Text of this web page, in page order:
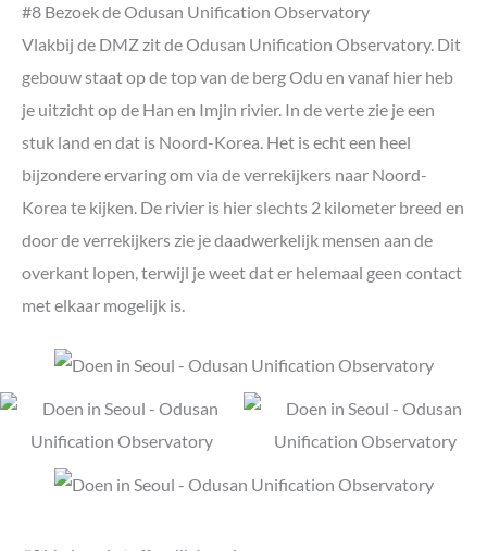
#8 Bezoek de Odusan Unification Observatory
Vlakbij de DMZ zit de Odusan Unification Observatory. Dit
gebouw staat op de top van de berg Odu en vanaf hier heb
je uitzicht op de Han en Imjin rivier. In de verte zie je een
stuk land en dat is Noord-Korea. Het is echt een heel
bijzondere ervaring om via de verrekijkers naar Noord-
Korea te kijken. De rivier is hier slechts 2 kilometer breed en
door de verrekijkers zie je daadwerkelijk mensen aan de
overkant lopen, terwijl je weet dat er helemaal geen contact
met elkaar mogelijk is.